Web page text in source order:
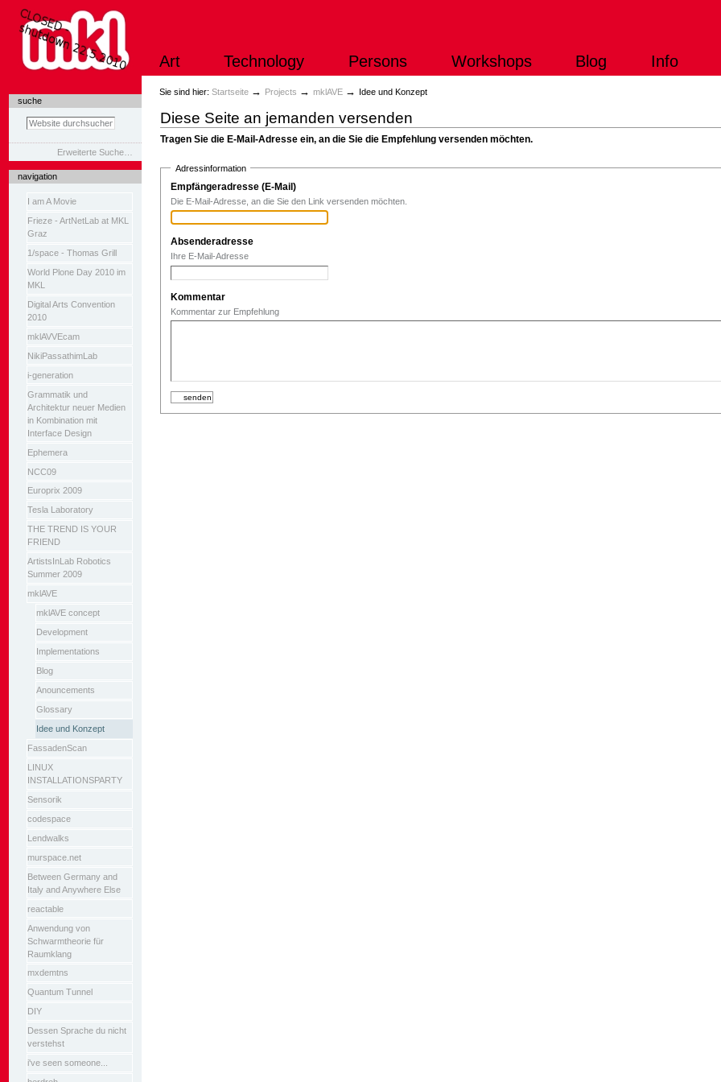
Inhalt
Art Technology Persons Workshops Blog Info
suche
Erweiterte Suche…
navigation
I am A Movie
Frieze - ArtNetLab at MKL
Graz
1/space - Thomas Grill
World Plone Day 2010 im
MKL
Digital Arts Convention
2010
mklAVVEcam
NikiPassathimLab
i-generation
Grammatik und
Architektur neuer Medien
in Kombination mit
Interface Design
Ephemera
NCC09
Europrix 2009
Tesla Laboratory
THE TREND IS YOUR
FRIEND
ArtistsInLab Robotics
Summer 2009
mklAVE
mklAVE concept
Development
Implementations
Blog
Anouncements
Glossary
Idee und Konzept
FassadenScan
LINUX
INSTALLATIONSPARTY
Sensorik
codespace
Lendwalks
murspace.net
Between Germany and
Italy and Anywhere Else
reactable
Anwendung von
Schwarmtheorie für
Raumklang
mxdemtns
Quantum Tunnel
DIY
Dessen Sprache du nicht
verstehst
i've seen someone...
Sie sind hier: Startseite → Projects →mklAVE → Idee und Konzept
Diese Seite an jemanden versenden
Tragen Sie die E-Mail-Adresse ein, an die Sie die Empfehlung versenden möchten.
Adressinformation
Empfängeradresse (E-Mail)
Die E-Mail-Adresse, an die Sie den Link versenden möchten.
Absenderadresse
Ihre E-Mail-Adresse
Kommentar
Kommentar zur Empfehlung